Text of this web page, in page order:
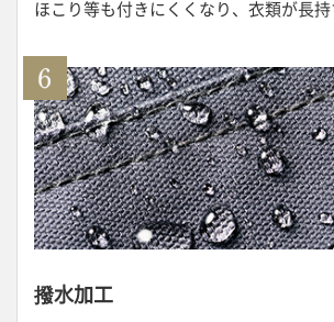
ほこり等も付きにくくなり、衣類が長持
撥水加工